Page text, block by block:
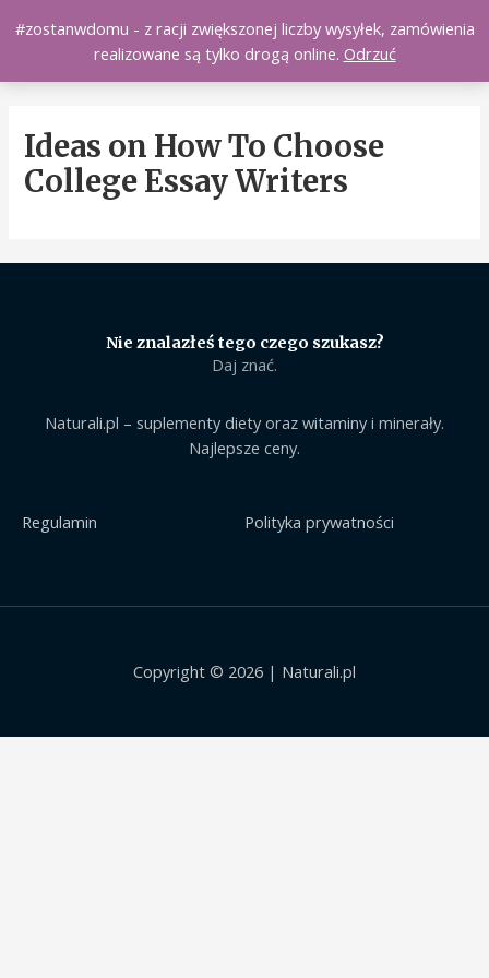
Naturali.pl
Main
0
Ideas on How To Choose
College Essay Writers
Nie znalazłeś tego czego szukasz?
Daj znać.
Naturali.pl – suplementy diety oraz witaminy i minerały.
Najlepsze ceny.
Regulamin Polityka prywatności
Copyright © 2026 | Naturali.pl
#zostanwdomu - z racji zwiększonej liczby wysyłek, zamówienia
realizowane są tylko drogą online. Odrzuć